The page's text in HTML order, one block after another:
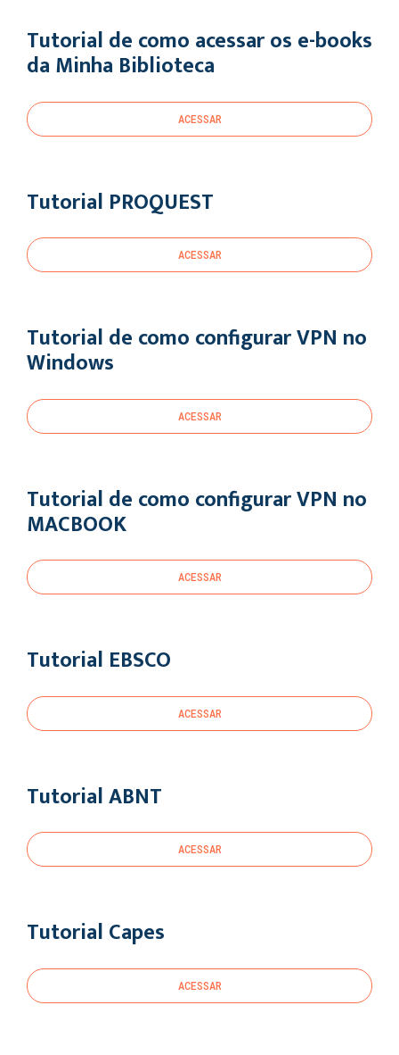
Tutorial de como acessar os e-books
da Minha Biblioteca
ACESSAR
Tutorial PROQUEST
ACESSAR
Tutorial de como configurar VPN no
Windows
ACESSAR
Tutorial de como configurar VPN no
MACBOOK
ACESSAR
Tutorial EBSCO
ACESSAR
Tutorial ABNT
ACESSAR
Tutorial Capes
ACESSAR